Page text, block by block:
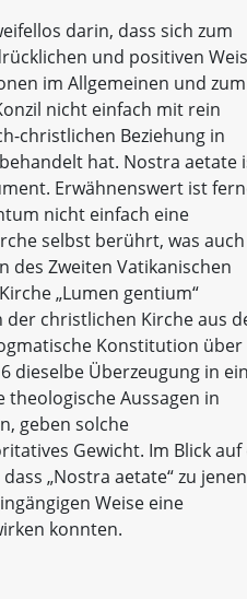
darin, dass sich zum
und positiven
im Allgemeinen und zum
nicht einfach mit rein
christlichen Beziehung in
hat. Nostra aetate
Erwähnenswert ist
nicht einfach eine
selbst berührt, was auch
des Zweiten Vatikanischen
„Lumen gentium“
christlichen Kirche aus
Konstitution über
dieselbe Überzeugung in
Aussagen in
geben solche
Gewicht. Im Blick auf
„Nostra aetate“ zu jenen
Weise eine
konnten.